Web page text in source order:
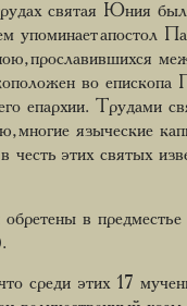
святая Юния
упоминает апостол
прославившихся
во епископа
епархии. Трудами
многие языческие
этих святых
в предместье
среди этих 17